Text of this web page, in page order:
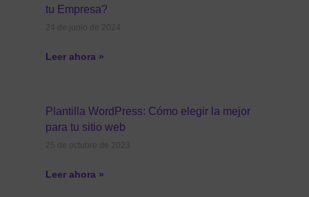
tu Empresa?
24 de junio de 2024
Leer ahora »
Plantilla WordPress: Cómo elegir la mejor
para tu sitio web
25 de octubre de 2023
Leer ahora »